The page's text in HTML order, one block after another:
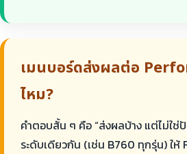
เมนบอร์ดส่งผลต่อ
ไหม?
คำตอบสั้น ๆ คือ “ส่งผลบ้าง แต่ไม่ใช่
ระดับเดียวกัน (เช่น B760 ทุกรุ่น) ให้